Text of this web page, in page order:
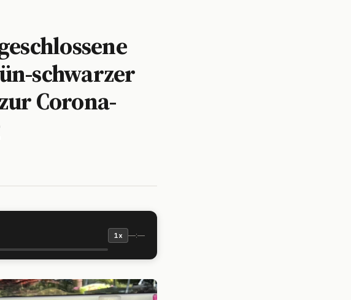
schwarzer
Corona-
1x —:—